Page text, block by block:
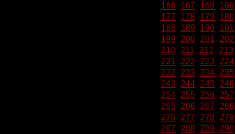
166
167 168 169
177
178 179 180
188
189 190 191
199 200 201 202
210 211 212 213
221 222 223 224
232 233 234 235
243 244 245 246
254 255 256 257
265 266 267 268
276 277 278 279
287 288 289 290